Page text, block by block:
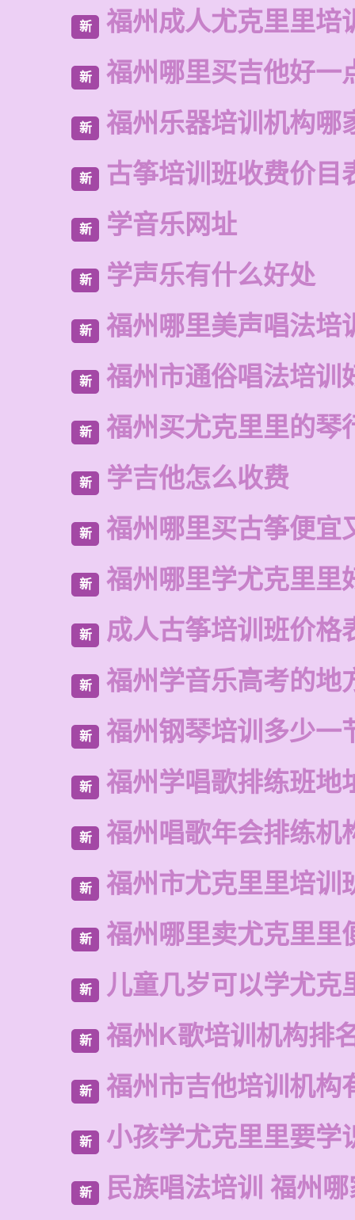
新 福州成人尤克里里培
新 福州哪里买吉他好一
新 福州乐器培训机构哪
新 古筝培训班收费价目
新 学音乐网址
新 学声乐有什么好处
新 福州哪里美声唱法培
新 福州市通俗唱法培训
新 福州买尤克里里的琴
新 学吉他怎么收费
新 福州哪里买古筝便宜
新 福州哪里学尤克里里
新 成人古筝培训班价格
新 福州学音乐高考的地
新 福州钢琴培训多少一
新 福州学唱歌排练班地
新 福州唱歌年会排练机
新 福州市尤克里里培训
新 福州哪里卖尤克里里
新 儿童几岁可以学尤克
新 福州K歌培训机构排
新 福州市吉他培训机构
新 小孩学尤克里里要学
新 民族唱法培训 福州